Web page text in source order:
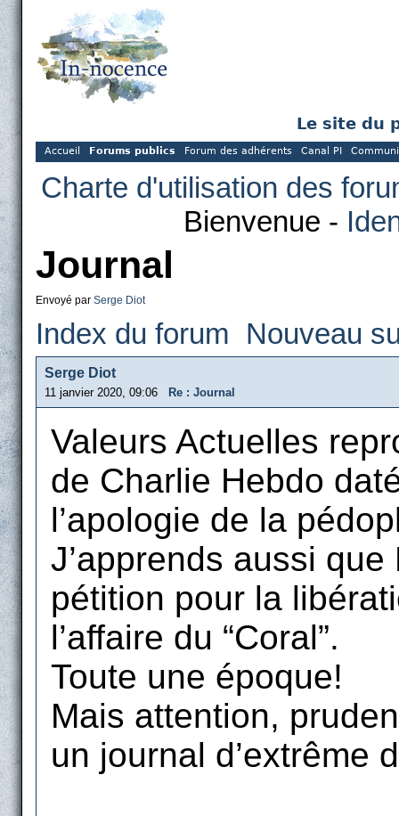
Le site du
Accueil Forums publics Forum des adhérents Canal PI
Charte d'utilisation des
Bienvenue -
Journal
Envoyé par Serge Diot
Index du forum Nouveau
Serge Diot
11 janvier 2020, 09:06 Re : Journal
Valeurs Actuelles
de Charlie Hebdo
l’apologie de la
J’apprends aussi
pétition pour la
l’affaire du “Coral”.
Toute une époque!
Mais attention,
un journal d’extrême